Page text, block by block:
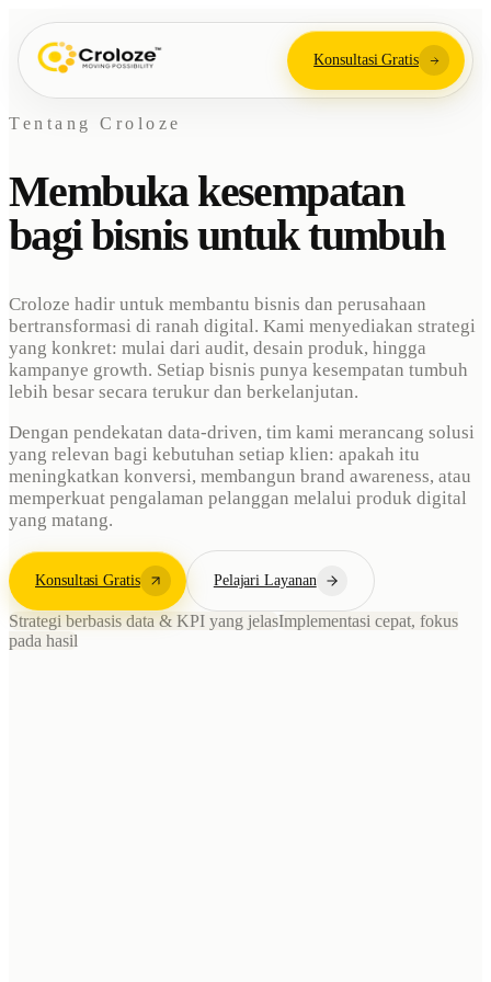
Konsultasi Gratis
Tentang Croloze
Membuka kesempatan
bagi bisnis untuk tumbuh
Croloze hadir untuk membantu bisnis dan perusahaan
bertransformasi di ranah digital. Kami menyediakan strategi
yang konkret: mulai dari audit, desain produk, hingga
kampanye growth. Setiap bisnis punya kesempatan tumbuh
lebih besar secara terukur dan berkelanjutan.
Dengan pendekatan data-driven, tim kami merancang solusi
yang relevan bagi kebutuhan setiap klien: apakah itu
meningkatkan konversi, membangun brand awareness, atau
memperkuat pengalaman pelanggan melalui produk digital
yang matang.
Konsultasi Gratis Pelajari Layanan
Strategi berbasis data & KPI yang jelasImplementasi cepat, fokus
pada hasil